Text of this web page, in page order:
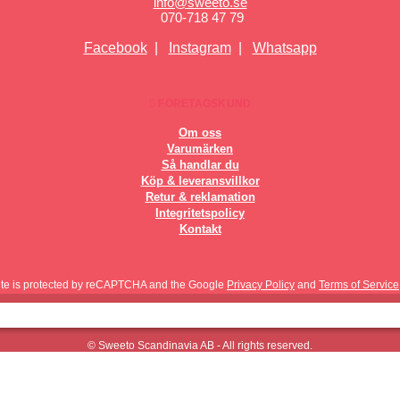
070-718 47 79
Facebook| Instagram| Whatsapp
Om oss
Varumärken
Så handlar du
Köp & leveransvillkor
Retur & reklamation
Integritetspolicy
Kontakt
is protected by reCAPTCHA and the Google Privacy Policy and Terms of Service
© Sweeto Scandinavia AB - All rights reserved.